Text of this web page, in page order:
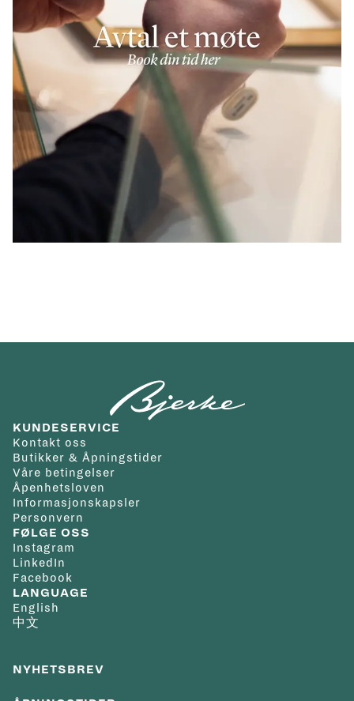
KUNDESERVICE
Kontakt oss
Butikker & Åpningstider
Våre betingelser
Åpenhetsloven
Informasjonskapsler
Personvern
FØLGE OSS
Instagram
LinkedIn
Facebook
LANGUAGE
English
中文
NYHETSBREV